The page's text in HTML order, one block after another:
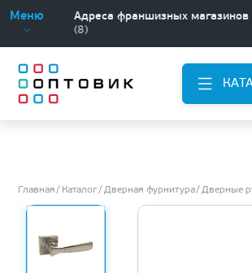
Меню
Адреса франшизных магазинов
(8)
Главная Каталог Дверная фурнитура Дверные